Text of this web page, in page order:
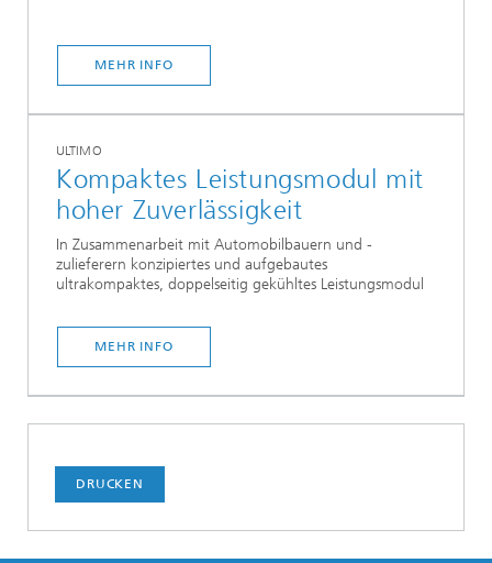
MEHR INFO
ULTIMO
Kompaktes Leistungsmodul mit
hoher Zuverlässigkeit
In Zusammenarbeit mit Automobilbauern und -
zulieferern konzipiertes und aufgebautes
ultrakompaktes, doppelseitig gekühltes Leistungsmodul
MEHR INFO
DRUCKEN